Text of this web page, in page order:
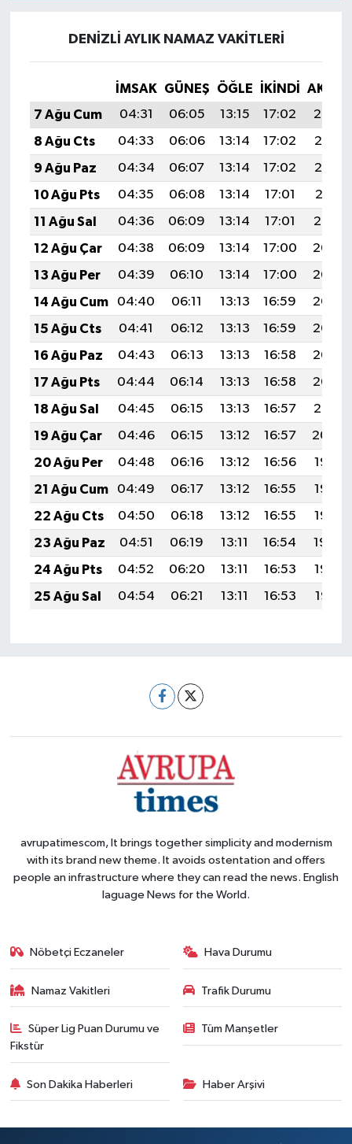
DENIZLI AYLIK NAMAZ VAKITLERI
İMSAK GÜNEŞ ÖĞLE İKINDI
7 Ağu Cum
04:31 06:05 13:15 17:02
20:14
8 Ağu Cts
04:33 06:06 13:14 17:02
20:13
9 Ağu Paz
04:34 06:07 13:14 17:02
20:12
10 Ağu Pts
04:35 06:08 13:14 17:01
20:11
11 Ağu Sal
04:36 06:09 13:14 17:01
20:10
12 Ağu Çar
04:38 06:09 13:14 17:00
20:08
13 Ağu Per
04:39 06:10 13:14 17:00
20:07
14 Ağu Cum
04:40 06:11 13:13 16:59
20:06
15 Ağu Cts
04:41 06:12 13:13 16:59
20:05
16 Ağu Paz
04:43 06:13 13:13 16:58
20:03
17 Ağu Pts
04:44 06:14 13:13 16:58
20:02
18 Ağu Sal
04:45 06:15 13:13 16:57
20:01
19 Ağu Çar
04:46 06:15 13:12 16:57
20:00
20 Ağu Per
04:48 06:16 13:12 16:56
19:58
21 Ağu Cum
04:49 06:17 13:12 16:55
19:57
22 Ağu Cts
04:50 06:18 13:12 16:55
19:56
23 Ağu Paz
04:51 06:19 13:11 16:54
19:54
24 Ağu Pts
04:52 06:20 13:11 16:53
19:53
25 Ağu Sal
04:54 06:21 13:11 16:53 19:51
avrupatimescom, It brings together simplicity and modernism
with its brand new theme. It avoids ostentation and offers
people an infrastructure where they can read the news. English
laguage News for the World.
Nöbetçi Eczaneler Hava Durumu
Namaz Vakitleri Trafik Durumu
Süper Lig Puan Durumu ve
Fikstür
Tüm Manşetler
Son Dakika Haberleri Haber Arşivi